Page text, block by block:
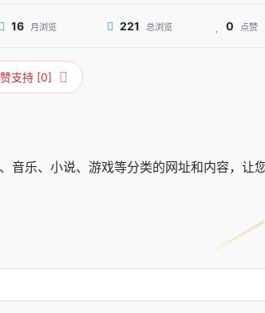
16 月浏览 221 总浏览 0 点赞
支持 [0]
音乐、小说、游戏等分类的网址和内容，让